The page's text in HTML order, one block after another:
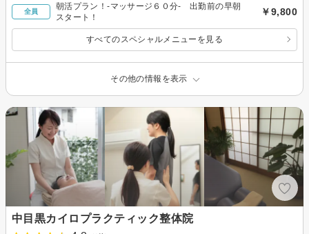
全員
朝活プラン！‐マッサージ６０分‐ 出勤前の早朝
スタート！
￥9,800
すべてのスペシャルメニューを見る
その他の情報を表示
中目黒カイロプラクティック整体院